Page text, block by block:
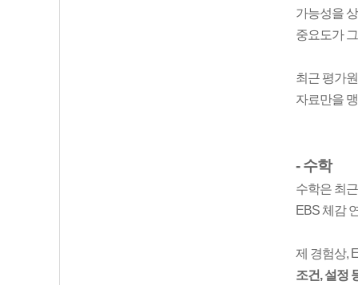
가능성을
중요도가
최근 평가
자료만을
- 수학
수학은 최
EBS 체감
제 경험상,
조건, 설정